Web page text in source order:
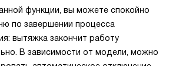
функции, вы можете спокойно
по завершении процесса
вытяжка закончит работу
В зависимости от модели, можно